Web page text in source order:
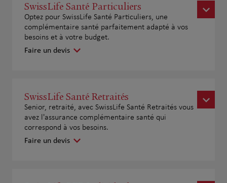
SwissLife Santé Particuliers
Optez pour SwissLife Santé Particuliers, une
complémentaire santé parfaitement adapté à vos
besoins et à votre budget.
Faire un devis
SwissLife Santé Retraités
Senior, retraité, avec SwissLife Santé Retraités vous
avez l'assurance complémentaire santé qui
correspond à vos besoins.
Faire un devis